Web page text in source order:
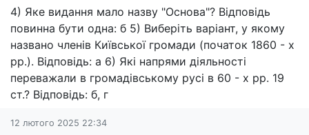
4) Яке видання мало назву "Основа"? Відповідь
повинна бути одна: б 5) Виберіть варіант, у якому
названо членів Київської громади (початок 1860 - х
рр.). Відповідь: а 6) Які напрями діяльності
переважали в громадівському русі в 60 - х рр. 19
ст.? Відповідь: б, г
12 лютого 2025 22:34